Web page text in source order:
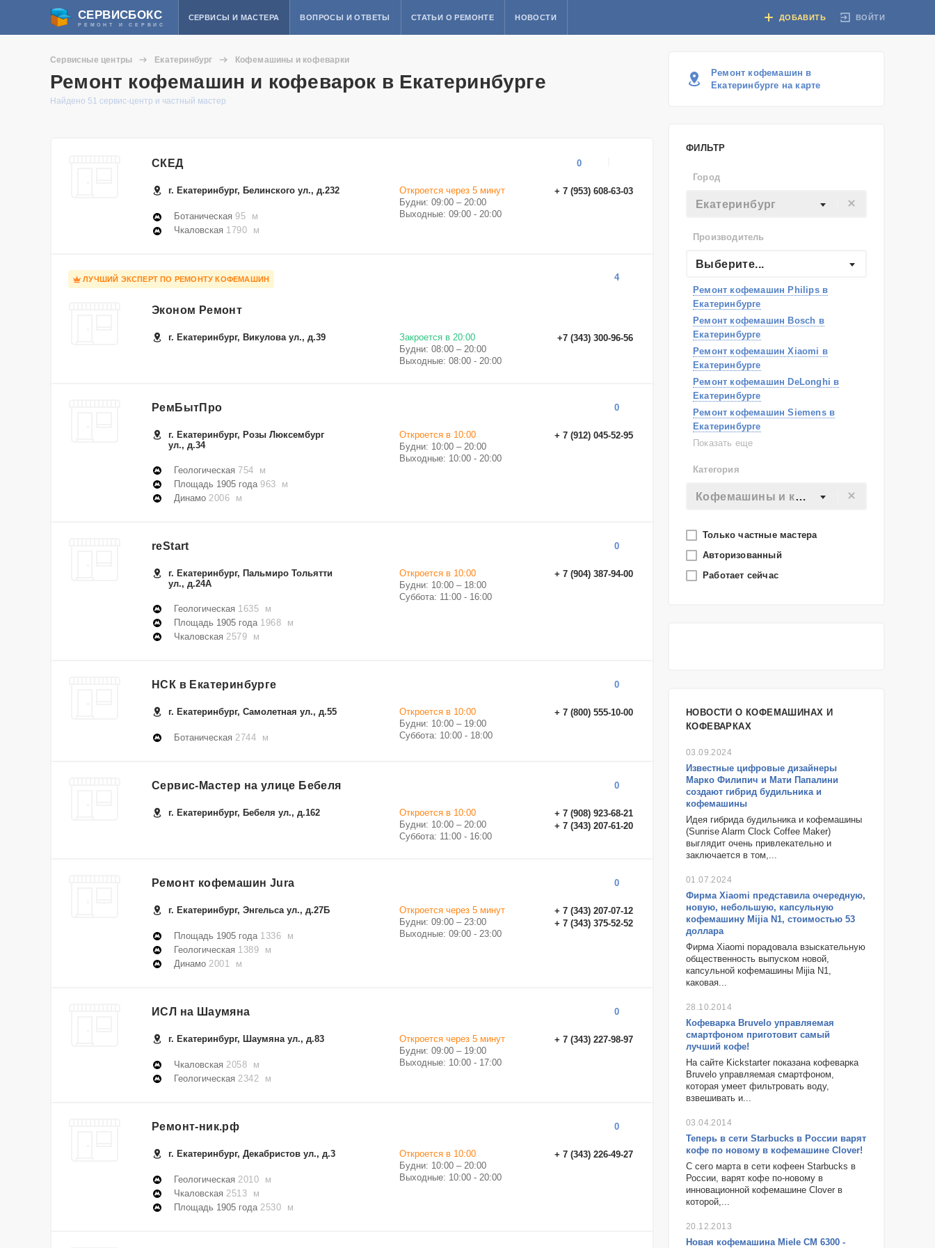
СЕРВИСБОКС
РЕМОНТ И СЕРВИС
ВОЙТИ
СЕРВИСЫ И МАСТЕРА ВОПРОСЫ И ОТВЕТЫ СТАТЬИ О РЕМОНТЕ НОВОСТИ ДОБАВИТЬ
Сервисные центры Екатеринбург Кофемашины и кофеварки
Ремонт кофемашин и кофеварок в Екатеринбурге
Найдено 51 сервис-центр и частный мастер
Ремонт кофемашин в
Екатеринбурге на карте
ФИЛЬТР
Город
Екатеринбург
Производитель
Выберите...
Ремонт кофемашин Philips в
Екатеринбурге
Ремонт кофемашин Bosch в
Екатеринбурге
Ремонт кофемашин Xiaomi в
Екатеринбурге
Ремонт кофемашин DeLonghi в
Екатеринбурге
Ремонт кофемашин Siemens в
Екатеринбурге
Ремонт кофемашин Electrolux в
Ремонт кофемашин AEG в
Ремонт кофемашин Jura в
Ремонт кофемашин Miele в
Екатеринбурге
Екатеринбурге
Показать еще
Категория
Кофемашины и кофеварки
Только частные мастера
Авторизованный
Работает сейчас
НОВОСТИ О КОФЕМАШИНАХ И
КОФЕВАРКАХ
03.09.2024
Известные цифровые дизайнеры
Марко Филипич и Мати Папалини
создают гибрид будильника и
кофемашины
Идея гибрида будильника и кофемашины
(Sunrise Alarm Clock Coffee Maker)
выглядит очень привлекательно и
заключается в том,...
01.07.2024
Фирма Xiaomi представила очередную,
новую, небольшую, капсульную
кофемашину Mijia N1, стоимостью 53
доллара
Фирма Xiaomi порадовала взыскательную
общественность выпуском новой,
капсульной кофемашины Mijia N1,
каковая...
28.10.2014
Кофеварка Bruvelo управляемая
смартфоном приготовит самый
лучший кофе!
На сайте Kickstarter показана кофеварка
Bruvelo управляемая смартфоном,
которая умеет фильтровать воду,
взвешивать и...
03.04.2014
Теперь в сети Starbucks в России варят
кофе по новому в кофемашине Clover!
С сего марта в сети кофеен Starbucks в
России, варят кофе по-новому в
инновационной кофемашине Clover в
которой,...
20.12.2013
Новая кофемашина Miele CM 6300 -
СКЕД 0
г. Екатеринбург, Белинского ул., д.232
Ботаническая 95 м
Чкаловская 1790 м
+ 7 (953) 608-63-03
Откроется через 5 минут
Будни: 09:00 – 20:00
Выходные: 09:00 - 20:00
ЛУЧШИЙ ЭКСПЕРТ ПО РЕМОНТУ КОФЕМАШИН
Эконом Ремонт
4
г. Екатеринбург, Викулова ул., д.39 +7 (343) 300-96-56
Закроется в 20:00
Будни: 08:00 – 20:00
Выходные: 08:00 - 20:00
РемБытПро 0
г. Екатеринбург, Розы Люксембург
ул., д.34
Геологическая 754 м
Площадь 1905 года 963 м
Динамо 2006 м
+ 7 (912) 045-52-95
Откроется в 10:00
Будни: 10:00 – 20:00
Выходные: 10:00 - 20:00
reStart 0
г. Екатеринбург, Пальмиро Тольятти
ул., д.24А
Геологическая 1635 м
Площадь 1905 года 1968 м
Чкаловская 2579 м
+ 7 (904) 387-94-00
Откроется в 10:00
Будни: 10:00 – 18:00
Суббота: 11:00 - 16:00
НСК в Екатеринбурге 0
г. Екатеринбург, Самолетная ул., д.55
Ботаническая 2744 м
+ 7 (800) 555-10-00
Откроется в 10:00
Будни: 10:00 – 19:00
Суббота: 10:00 - 18:00
Сервис-Мастер на улице Бебеля 0
г. Екатеринбург, Бебеля ул., д.162
+ 7 (908) 923-68-21
+ 7 (343) 207-61-20
Откроется в 10:00
Будни: 10:00 – 20:00
Суббота: 11:00 - 16:00
Ремонт кофемашин Jura 0
г. Екатеринбург, Энгельса ул., д.27Б
Площадь 1905 года 1336 м
Геологическая 1389 м
Динамо 2001 м
+ 7 (343) 207-07-12
+ 7 (343) 375-52-52
Откроется через 5 минут
Будни: 09:00 – 23:00
Выходные: 09:00 - 23:00
ИСЛ на Шаумяна 0
г. Екатеринбург, Шаумяна ул., д.83
Чкаловская 2058 м
Геологическая 2342 м
+ 7 (343) 227-98-97
Откроется через 5 минут
Будни: 09:00 – 19:00
Выходные: 10:00 - 17:00
Ремонт-ник.рф 0
г. Екатеринбург, Декабристов ул., д.3
Геологическая 2010 м
Чкаловская 2513 м
Площадь 1905 года 2530 м
+ 7 (343) 226-49-27
Откроется в 10:00
Будни: 10:00 – 20:00
Выходные: 10:00 - 20:00